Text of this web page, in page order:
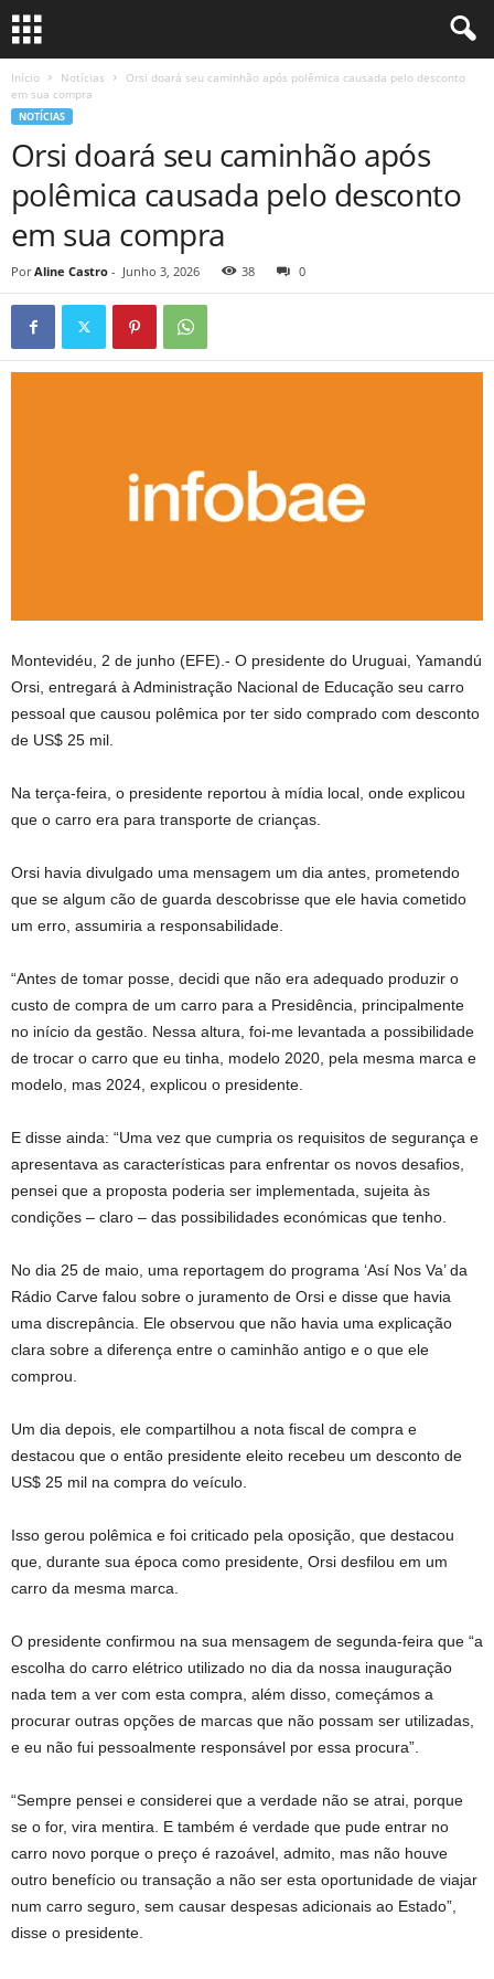
Início Notícias
Orsi doará seu caminhão após polêmica causada pelo desconto
em sua compra
NOTÍCIAS
Orsi doará seu caminhão após
polêmica causada pelo desconto
em sua compra
Por Aline Castro - Junho 3, 2026 38 0
Montevidéu, 2 de junho (EFE).- O presidente do Uruguai, Yamandú
Orsi, entregará à Administração Nacional de Educação seu carro
pessoal que causou polêmica por ter sido comprado com desconto
de US$ 25 mil.
Na terça-feira, o presidente reportou à mídia local, onde explicou
que o carro era para transporte de crianças.
Orsi havia divulgado uma mensagem um dia antes, prometendo
que se algum cão de guarda descobrisse que ele havia cometido
um erro, assumiria a responsabilidade.
“Antes de tomar posse, decidi que não era adequado produzir o
custo de compra de um carro para a Presidência, principalmente
no início da gestão. Nessa altura, foi-me levantada a possibilidade
de trocar o carro que eu tinha, modelo 2020, pela mesma marca e
modelo, mas 2024, explicou o presidente.
E disse ainda: “Uma vez que cumpria os requisitos de segurança e
apresentava as características para enfrentar os novos desafios,
pensei que a proposta poderia ser implementada, sujeita às
condições – claro – das possibilidades económicas que tenho.
No dia 25 de maio, uma reportagem do programa ‘Así Nos Va’ da
Rádio Carve falou sobre o juramento de Orsi e disse que havia
uma discrepância. Ele observou que não havia uma explicação
clara sobre a diferença entre o caminhão antigo e o que ele
comprou.
Um dia depois, ele compartilhou a nota fiscal de compra e
destacou que o então presidente eleito recebeu um desconto de
US$ 25 mil na compra do veículo.
Isso gerou polêmica e foi criticado pela oposição, que destacou
que, durante sua época como presidente, Orsi desfilou em um
carro da mesma marca.
O presidente confirmou na sua mensagem de segunda-feira que “a
escolha do carro elétrico utilizado no dia da nossa inauguração
nada tem a ver com esta compra, além disso, começámos a
procurar outras opções de marcas que não possam ser utilizadas,
e eu não fui pessoalmente responsável por essa procura”.
“Sempre pensei e considerei que a verdade não se atrai, porque
se o for, vira mentira. E também é verdade que pude entrar no
carro novo porque o preço é razoável, admito, mas não houve
outro benefício ou transação a não ser esta oportunidade de viajar
num carro seguro, sem causar despesas adicionais ao Estado”,
disse o presidente.